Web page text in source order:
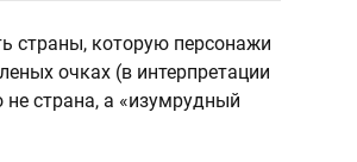
страны, которую персонажи
очках (в интерпретации
не страна, а «изумрудный